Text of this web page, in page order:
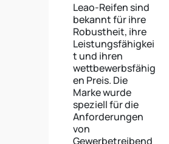
Leao-Reifen sind
bekannt für ihre
Robustheit, ihre
Leistungsfähigkei
t und ihren
wettbewerbsfähig
en Preis. Die
Marke wurde
speziell für die
Anforderungen
von
Gewerbetreibend